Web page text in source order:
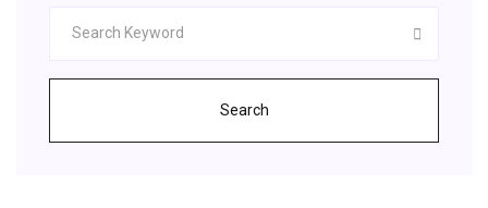
Search